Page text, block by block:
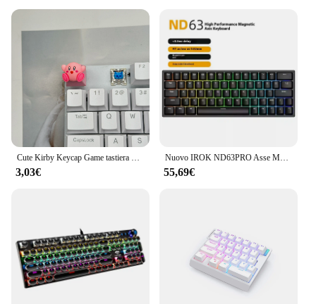
Cute Kirby Keycap Game tastiera meccanica R4 ESC Cross Axis Cartoon Anime Pink Girl Heart Keycap
3,03€
Nuovo IROK ND63PRO Asse Magnetico Tastiera Meccanica 0 Zona Morta Hot Plug Rgb Gaming 0.02mm Classe Socd Tastiera Ufficio Gaming regalo
55,69€